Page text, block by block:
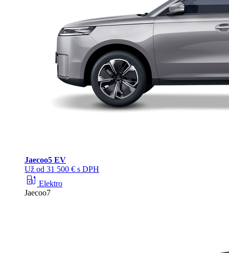
Jaecoo5 EV
Už od 31 500 € s DPH
ev_station Elektro
Jaecoo7